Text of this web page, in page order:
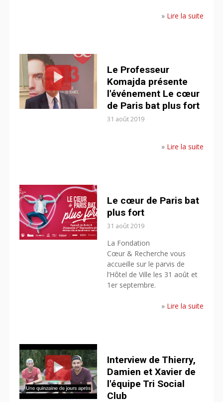
» Lire la suite
Le Professeur
Komajda présente
l'événement Le cœur
de Paris bat plus fort
31 août 2019
» Lire la suite
Le cœur de Paris bat
plus fort
31 août 2019
La Fondation
Cœur & Recherche vous
accueille sur le parvis de
l’Hôtel de Ville les 31 août et
1er septembre.
» Lire la suite
Interview de Thierry,
Damien et Xavier de
l'équipe Tri Social
Club